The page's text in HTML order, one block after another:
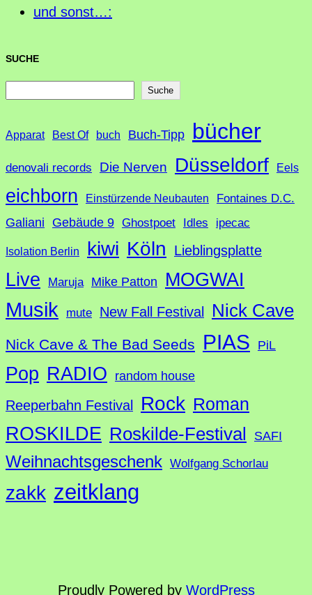
und sonst…:
SUCHE
c
Suche
Apparat Best Of buch Buch-Tipp bücher
denovali records Die Nerven Düsseldorf Eels
eichborn Einstürzende Neubauten Fontaines D.C.
Galiani Gebäude 9 Ghostpoet Idles ipecac
Isolation Berlin kiwi Köln Lieblingsplatte
Live Maruja Mike Patton MOGWAI
Musik mute New Fall Festival Nick Cave
Nick Cave & The Bad Seeds PIAS PiL
Pop RADIO random house
Reeperbahn Festival Rock Roman
ROSKILDE Roskilde-Festival SAFI
Weihnachtsgeschenk Wolfgang Schorlau
zakk zeitklang
Proudly Powered by WordPress